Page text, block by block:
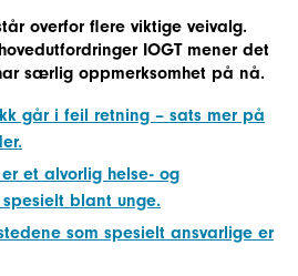
overfor flere viktige veivalg.
IOGT mener det
særlig oppmerksomhet på nå.
går i feil retning – sats mer på
et alvorlig helse- og
blant unge.
som spesielt ansvarlige er